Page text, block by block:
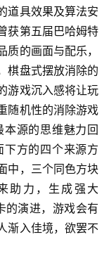
道具效果及算法安
获第五届巴哈姆特
的画面与配乐，
棋盘式摆放消除的
游戏沉入感将让玩
随机性的消除游戏
源的思维魅力回
方的四个来源方
中，三个同色方块
助力，生成强大
的演进，游戏会有
渐入佳境，欲罢不